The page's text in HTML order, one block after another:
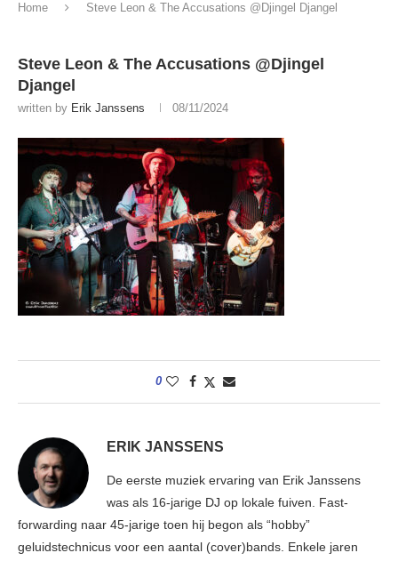
Home Steve Leon & The Accusations @Djingel Djangel
Steve Leon & The Accusations @Djingel
Djangel
written by Erik Janssens 08/11/2024
0
ERIK JANSSENS
De eerste muziek ervaring van Erik Janssens
was als 16-jarige DJ op lokale fuiven. Fast-
forwarding naar 45-jarige toen hij begon als “hobby”
geluidstechnicus voor een aantal (cover)bands. Enkele jaren